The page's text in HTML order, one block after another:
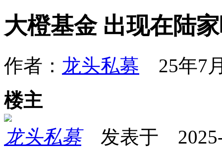
大橙基金 出现在陆
作者： 龙头私募 25年7
楼主
龙头私募发表于 2025-